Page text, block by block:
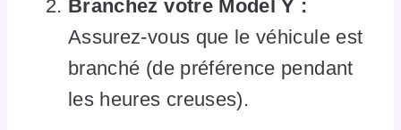
Branchez votre Model Y :
Assurez-vous que le véhicule est
branché (de préférence pendant
les heures creuses).